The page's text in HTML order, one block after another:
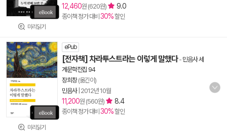
미리읽기
12,460원 (620원) 9.0
종이책 정가 대비 30%할인
미리읽기
ePub
[전자책] 차라투스트라는 이렇게 말했다- 민음사 세
계문학전집 94
장희창(옮긴이)
민음사| 2012년 10월
11,200원 (560원) 8.4
종이책 정가 대비 30%할인